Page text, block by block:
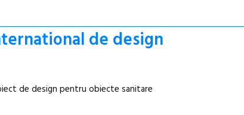
de design
de design pentru obiecte sanitare